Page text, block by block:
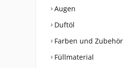
Augen
Duftöl
Farben und Zubehör
Füllmaterial